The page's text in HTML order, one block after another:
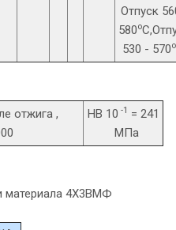
Отпуск
580o
530 - 570o
отжига ,
HB 10 -1
= 241
МПа
материала 4Х3ВМФ